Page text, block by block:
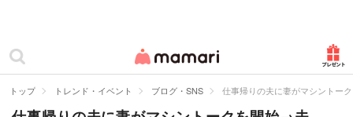
ママリ
カテゴリー一覧
トップ トレンド・イベント ブログ・SNS 仕事帰りの夫に妻がマシントー